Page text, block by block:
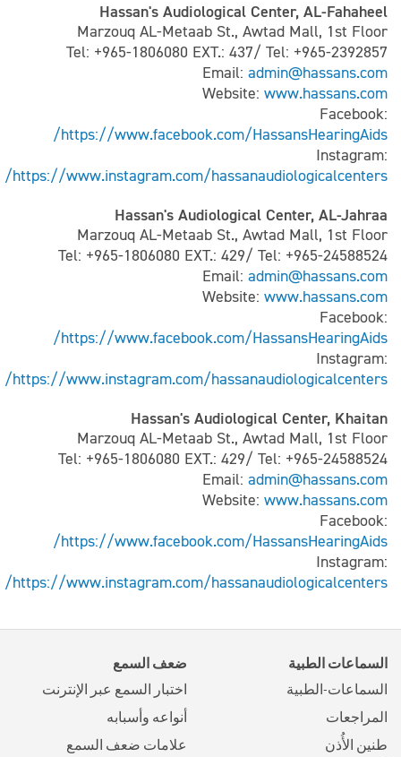
Hassan's Audiological Center, AL-Fahaheel
Marzouq AL-Metaab St., Awtad Mall, 1st Floor
Tel: +965-1806080 EXT.: 437/ Tel: +965-2392857
Email: admin@hassans.com
Website: www.hassans.com
Facebook:
https://www.facebook.com/HassansHearingAids/
Instagram:
https://www.instagram.com/hassanaudiologicalcenters/
Hassan's Audiological Center, AL-Jahraa
Marzouq AL-Metaab St., Awtad Mall, 1st Floor
Tel: +965-1806080 EXT.: 429/ Tel: +965-24588524
Email: admin@hassans.com
Website: www.hassans.com
Facebook:
https://www.facebook.com/HassansHearingAids/
Instagram:
https://www.instagram.com/hassanaudiologicalcenters/
Hassan's Audiological Center, Khaitan
Marzouq AL-Metaab St., Awtad Mall, 1st Floor
Tel: +965-1806080 EXT.: 429/ Tel: +965-24588524
Email: admin@hassans.com
Website: www.hassans.com
Facebook:
https://www.facebook.com/HassansHearingAids/
Instagram:
https://www.instagram.com/hassanaudiologicalcenters/
السماعات الطبية
السماعات-الطبية
المراجعات
طنين الأُذن
ضعف السمع
اختبار السمع عبر الإنترنت
أنواعه وأسبابه
علامات ضعف السمع